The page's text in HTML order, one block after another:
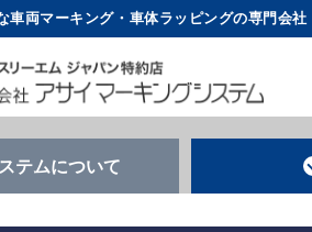
車両マーキング・車体ラッピングの専門会社
テムについて